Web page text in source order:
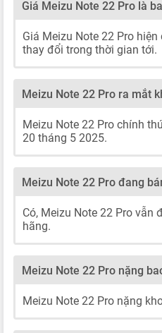
Giá Meizu Note 22 Pro là
Giá Meizu Note 22 Pro
thay đổi trong thời gian tới.
Meizu Note 22 Pro ra mắt
Meizu Note 22 Pro chính
20 tháng 5 2025.
Meizu Note 22 Pro đang
Có, Meizu Note 22 Pro vẫn
hãng.
Meizu Note 22 Pro nặng
Meizu Note 22 Pro nặng